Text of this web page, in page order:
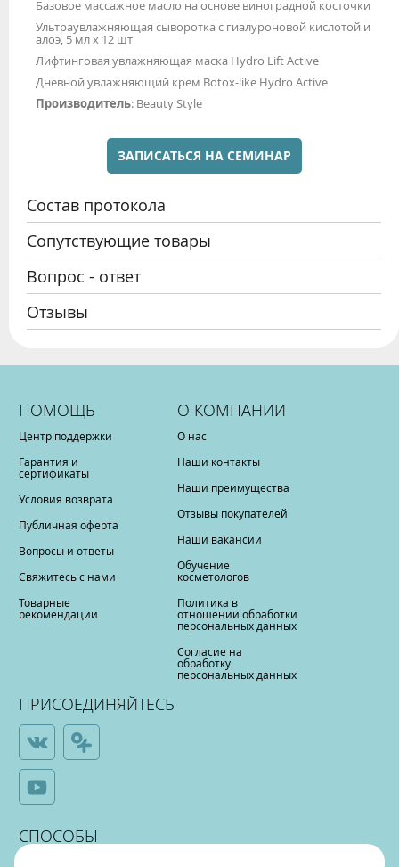
Базовое массажное масло на основе виноградной косточки
Ультраувлажняющая сыворотка с гиалуроновой кислотой и
алоэ, 5 мл х 12 шт
Лифтинговая увлажняющая маска Hydro Lift Active
Дневной увлажняющий крем Botox-like Hydro Active
Производитель: Beauty Style
ЗАПИСАТЬСЯ НА СЕМИНАР
Состав протокола
Сопутствующие товары
Вопрос - ответ
Отзывы
ПОМОЩЬ
Центр поддержки
Гарантия и
сертификаты
Условия возврата
Публичная оферта
Вопросы и ответы
Свяжитесь с нами
Товарные
рекомендации
О КОМПАНИИ
О нас
Наши контакты
Наши преимущества
Отзывы покупателей
Наши вакансии
Обучение
косметологов
Политика в
отношении обработки
персональных данных
Согласие на
обработку
персональных данных
ПРИСОЕДИНЯЙТЕСЬ
СПОСОБЫ
ОПЛАТЫ